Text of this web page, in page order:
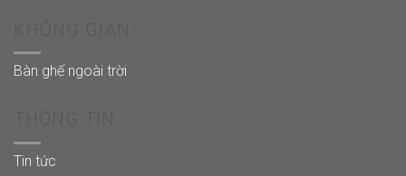
Bàn ghế ngoài trời
Tin tức